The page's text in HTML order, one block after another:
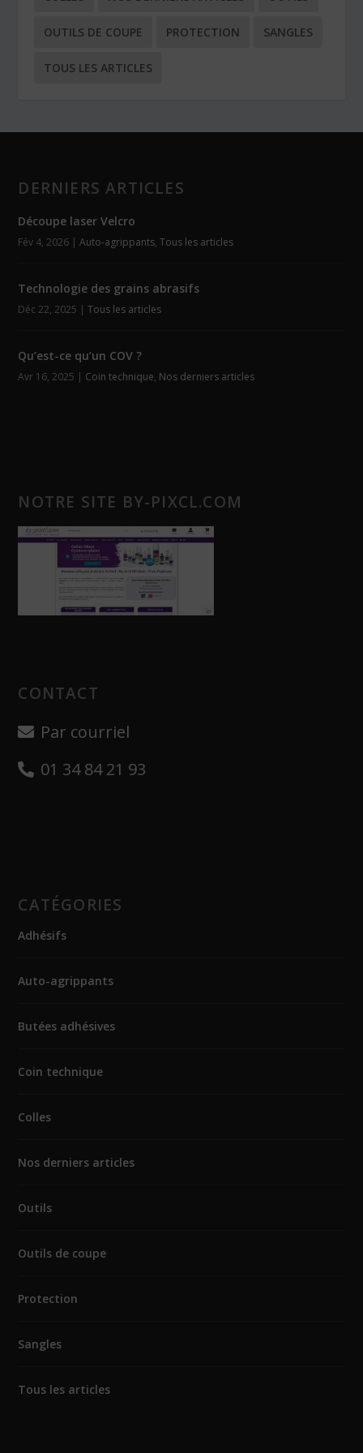
OUTILS DE COUPE PROTECTION SANGLES
TOUS LES ARTICLES
DERNIERS ARTICLES
Découpe laser Velcro
Fév 4, 2026 |Auto-agrippants,Tous les articles
Technologie des grains abrasifs
Déc 22, 2025 |Tous les articles
Qu’est-ce qu’un COV ?
Avr 16, 2025 | Coin technique, Nos derniers articles
NOTRE SITE BY-PIXCL.COM
CONTACT
Par courriel
01 34 84 21 93
CATÉGORIES
Adhésifs
Auto-agrippants
Butées adhésives
Coin technique
Colles
Nos derniers articles
Outils
Outils de coupe
Protection
Sangles
Tous les articles